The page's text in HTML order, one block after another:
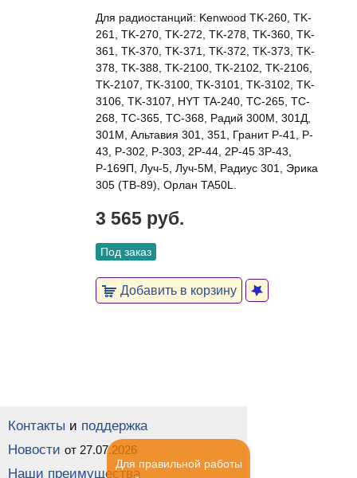
Для радиостанций: Kenwood TK-260, TK-
261, TK-270, TK-272, TK-278, TK-360, TK-
361, TK-370, TK-371, TK-372, TK-373, TK-
378, TK-388, TK-2100, TK-2102, TK-2106,
TK-2107, TK-3100, TK-3101, TK-3102, TK-
3106, TK-3107, HYT TA-240, TC-265, TC-
268, TC-365, TC-368, Радий 300М, 301Д,
301М, Альтавия 301, 351, Гранит P-41, P-
43, P-302, P-303, 2P-44, 2P-45 3P-43,
Р-169П, Луч-5, Луч-5М, Радиус 301, Эрика
305 (ТВ-89), Орлан TA50L.
3 565 руб.
Под заказ
Добавить в корзину
Контакты и поддержка
Новости от 27.07.2026
Наши преимущества
Для правильной работы